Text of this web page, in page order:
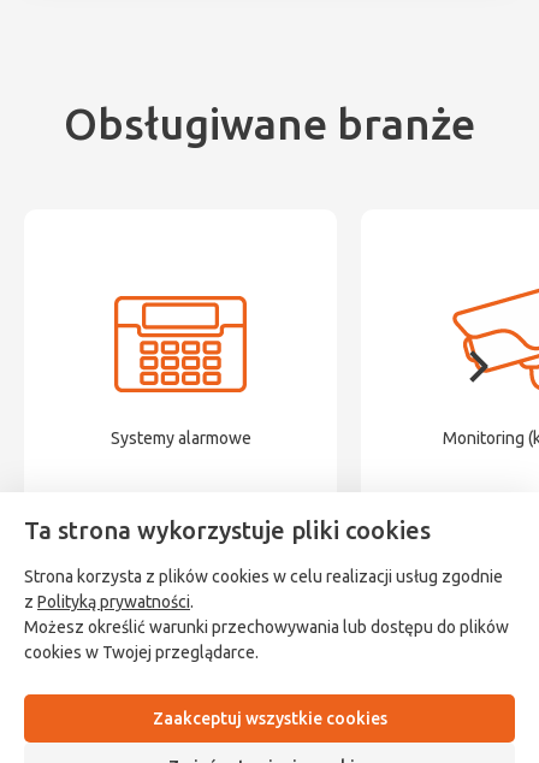
Obsługiwane branże
Systemy alarmowe Monitoring
O nasKontakt z nami
Ta strona wykorzystuje pliki cookies
Strona korzysta z plików cookies w celu realizacji usług zgodnie
z Polityką prywatności.
Możesz określić warunki przechowywania lub dostępu do plików
cookies w Twojej przeglądarce.
Zaakceptuj wszystkie cookies